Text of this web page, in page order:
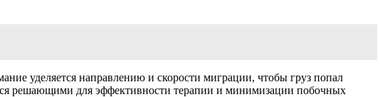
уделяется направлению и скорости миграции, чтобы груз попал
решающими для эффективности терапии и минимизации побочных